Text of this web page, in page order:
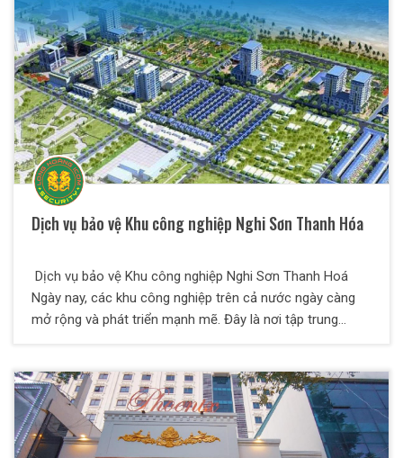
đã và đang làm tốt công tác bảo vệ an ninh cho tất cả
các mục tiêu, với sự hài lòng của khách hàng là chính.
Dịch vụ bảo vệ Khu công nghiệp Nghi Sơn Thanh Hóa
Dịch vụ bảo vệ Khu công nghiệp Nghi Sơn Thanh Hoá
Ngày nay, các khu công nghiệp trên cả nước ngày càng
mở rộng và phát triển mạnh mẽ. Đây là nơi tập trung
công nghiệp cũng được chú trọng hơn để đảm bảo cho
các doanh nghiệp an tâm kinh doanh sản xuất. Công ty
TNHH Dịch vụ bảo vệ Thiên Long Hoàng đã và đang thực
hiện bảo vệ mục tiêu Khu công nghiệp an toàn và hiệu